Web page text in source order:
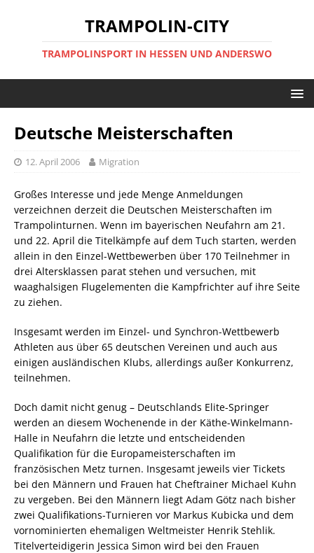
TRAMPOLIN-CITY
TRAMPOLINSPORT IN HESSEN UND ANDERSWO
Deutsche Meisterschaften
12. April 2006 Migration
Großes Interesse und jede Menge Anmeldungen
verzeichnen derzeit die Deutschen Meisterschaften im
Trampolinturnen. Wenn im bayerischen Neufahrn am 21.
und 22. April die Titelkämpfe auf dem Tuch starten, werden
allein in den Einzel-Wettbewerben über 170 Teilnehmer in
drei Altersklassen parat stehen und versuchen, mit
waaghalsigen Flugelementen die Kampfrichter auf ihre Seite
zu ziehen.
Insgesamt werden im Einzel- und Synchron-Wettbewerb
Athleten aus über 65 deutschen Vereinen und auch aus
einigen ausländischen Klubs, allerdings außer Konkurrenz,
teilnehmen.
Doch damit nicht genug – Deutschlands Elite-Springer
werden an diesem Wochenende in der Käthe-Winkelmann-
Halle in Neufahrn die letzte und entscheidenden
Qualifikation für die Europameisterschaften im
französischen Metz turnen. Insgesamt jeweils vier Tickets
bei den Männern und Frauen hat Cheftrainer Michael Kuhn
zu vergeben. Bei den Männern liegt Adam Götz nach bisher
zwei Qualifikations-Turnieren vor Markus Kubicka und dem
vornominierten ehemaligen Weltmeister Henrik Stehlik.
Titelverteidigerin Jessica Simon wird bei den Frauen